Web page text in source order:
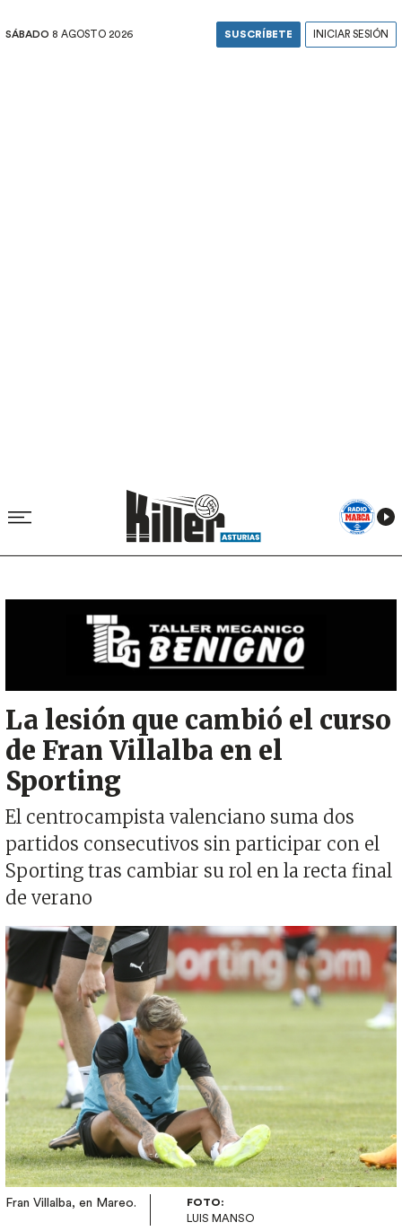
SÁBADO 8 AGOSTO 2026 SUSCRÍBETE INICIAR SESIÓN
La lesión que cambió el curso
de Fran Villalba en el
Sporting
El centrocampista valenciano suma dos
partidos consecutivos sin participar con el
Sporting tras cambiar su rol en la recta final
de verano
Imagen
Fran Villalba, en Mareo.
FOTO:
LUIS MANSO